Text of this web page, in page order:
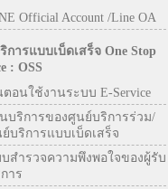
Official Account /Line OA
การแบบเบ็ดเสร็จ One Stop
: OSS
อนใช้งานระบบ E-Service
บริการของศูนย์บริการร่วม/
บริการแบบเบ็ดเสร็จ
สำรวจความพึงพอใจของผู้รับ
าร